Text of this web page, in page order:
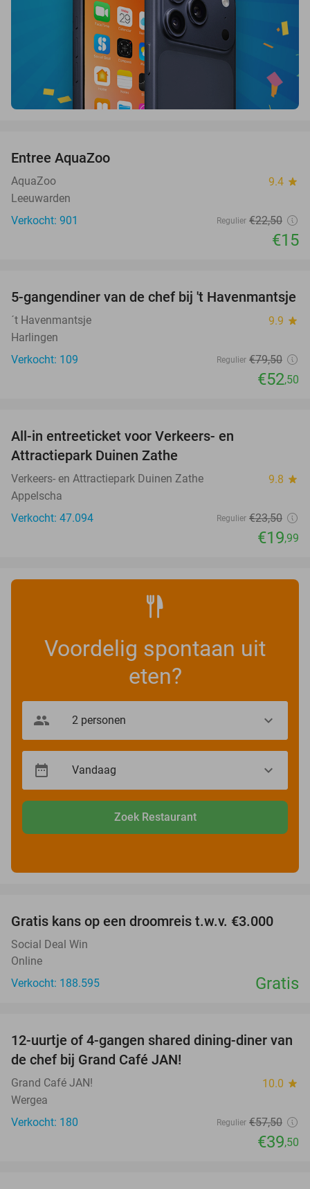
Entree AquaZoo
AquaZoo 9.4 star
Leeuwarden
Verkocht: 901
Regulier €22,50
€15
34%
5-gangendiner van de chef bij 't Havenmantsje
´t Havenmantsje 9.9 star
Harlingen
Verkocht: 109
Regulier €79,50
€52,50
All-in entreeticket voor Verkeers- en
Attractiepark Duinen Zathe
Verkeers- en Attractiepark Duinen Zathe 9.8 star
Appelscha
Verkocht: 47.094
Regulier €23,50
€19,99
Voordelig spontaan uit
eten?
Zoek Restaurant
Gratis kans op een droomreis t.w.v. €3.000
Social Deal Win
Online
Verkocht: 188.595
Gratis
31%
12-uurtje of 4-gangen shared dining-diner van
de chef bij Grand Café JAN!
Grand Café JAN! 10.0 star
Wergea
Verkocht: 180
Regulier €57,50
€39,50